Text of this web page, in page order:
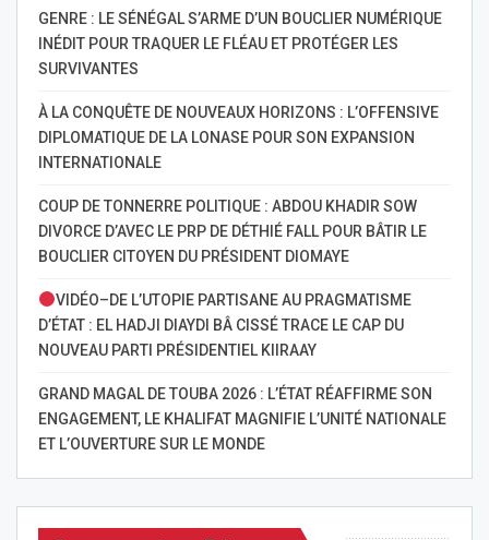
GENRE : LE SÉNÉGAL S’ARME D’UN BOUCLIER NUMÉRIQUE
INÉDIT POUR TRAQUER LE FLÉAU ET PROTÉGER LES
SURVIVANTES
À LA CONQUÊTE DE NOUVEAUX HORIZONS : L’OFFENSIVE
DIPLOMATIQUE DE LA LONASE POUR SON EXPANSION
INTERNATIONALE
COUP DE TONNERRE POLITIQUE : ABDOU KHADIR SOW
DIVORCE D’AVEC LE PRP DE DÉTHIÉ FALL POUR BÂTIR LE
BOUCLIER CITOYEN DU PRÉSIDENT DIOMAYE
VIDÉO–DE L’UTOPIE PARTISANE AU PRAGMATISME
D’ÉTAT : EL HADJI DIAYDI BÂ CISSÉ TRACE LE CAP DU
NOUVEAU PARTI PRÉSIDENTIEL KIIRAAY
GRAND MAGAL DE TOUBA 2026 : L’ÉTAT RÉAFFIRME SON
ENGAGEMENT, LE KHALIFAT MAGNIFIE L’UNITÉ NATIONALE
ET L’OUVERTURE SUR LE MONDE